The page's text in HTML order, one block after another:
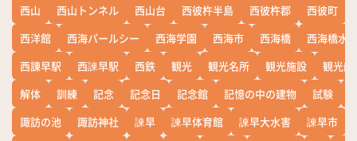
西山
西山トンネル 西山台 西彼杵半島 西彼杵郡 西彼町
西洋館
西海パールシー 西海学園 西海市 西海橋
西海橋水
西諌早駅
西諫早駅 西鉄 観光 観光名所 観光施設
観光船
解体
訓練 記念 記念日 記念館 記憶の中の建物 試験
諏訪の池
諏訪神社 諫早 諫早体育館 諫早大水害 諫早市